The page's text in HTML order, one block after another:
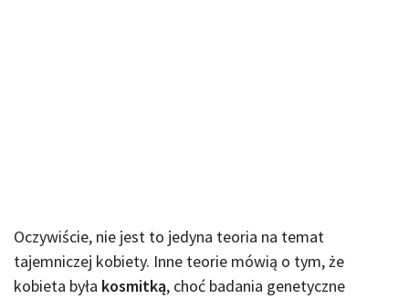
Oczywiście, nie jest to jedyna teoria na temat
tajemniczej kobiety. Inne teorie mówią o tym, że
kobieta była kosmitką, choć badania genetyczne